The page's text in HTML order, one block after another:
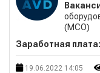
(МСО)
Заработная плата:
19.06.2022 14:05